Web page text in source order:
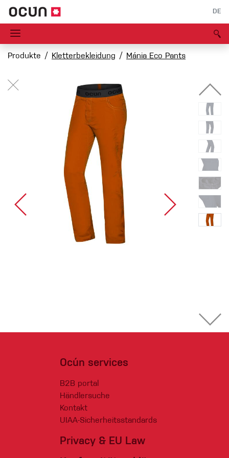
DE
Produkte Kletterbekleidung Mánia Eco Pants
Ocún services
B2B portal
Händlersuche
Kontakt
UIAA-Sicherheitsstandards
Privacy & EU Law